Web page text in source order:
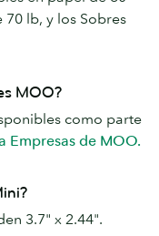
70 lb, y los Sobres
MOO?
como parte
Empresas de MOO.
3.7" x 2.44".